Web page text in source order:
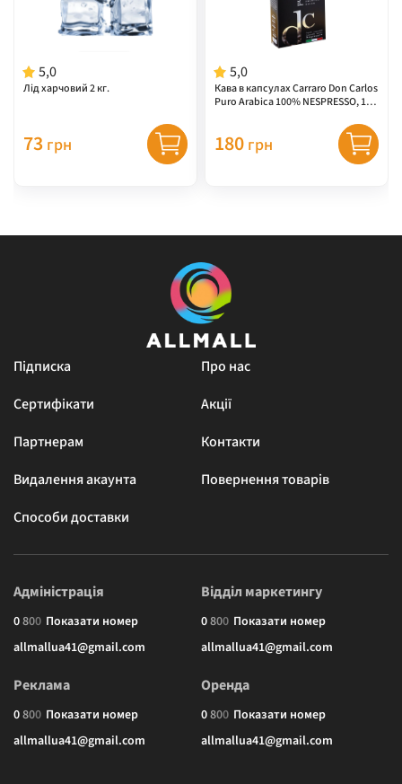
5,0
Лід харчовий 2 кг.
73 грн
5,0
Кава в капсулах Carraro Don Carlos
Puro Arabica 100% NESPRESSO, 10
180 грн
Підписка
Про нас
Сертифікати
Акції
Партнерам
Контакти
Видалення акаунта
Повернення товарів
Способи доставки
Адміністрація
0800 Показати номер
allmallua41@gmail.com
Відділ маркетингу
0800 Показати номер
allmallua41@gmail.com
Реклама
0800 Показати номер
allmallua41@gmail.com
Оренда
0800 Показати номер
allmallua41@gmail.com